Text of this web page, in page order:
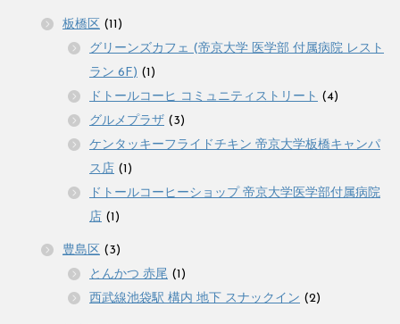
板橋区 (11)
グリーンズカフェ (帝京大学 医学部 付属病院 レスト
ラン 6F) (1)
ドトールコーヒ コミュニティストリート (4)
グルメプラザ (3)
ケンタッキーフライドチキン 帝京大学板橋キャンパ
ス店 (1)
ドトールコーヒーショップ 帝京大学医学部付属病院
店 (1)
豊島区 (3)
とんかつ 赤尾 (1)
西武線池袋駅 構内 地下 スナックイン (2)